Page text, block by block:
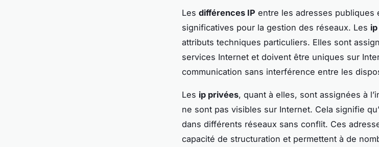
Les différences IP entre les adresses publiques
significatives pour la gestion des réseaux. Les
attributs techniques particuliers. Elles sont
services Internet et doivent être uniques sur
communication sans interférence entre les
Les ip privées, quant à elles, sont assignées à
ne sont pas visibles sur Internet. Cela signifie
dans différents réseaux sans conflit. Ces
capacité de structuration et permettent à de